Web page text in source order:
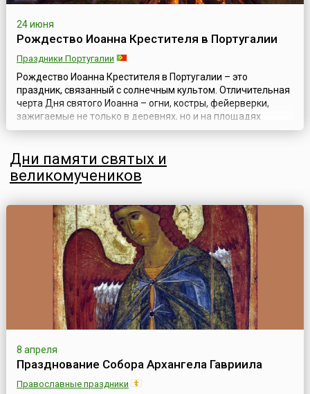
24 июня
Рождество Иоанна Крестителя в Португалии
Праздники Португалии
Рождество Иоанна Крестителя в Португалии – это
праздник, связанный с солнечным культом. Отличительная
черта Дня святого Иоанна – огни, костры, фейерверки,
зажигаемые не только в деревнях, но и на площадях
больших городов. Верующие ходят с факелами и на общие
католики, верят в очистительную силу Сан-Жоанских
костров. В Португалии просл...
Дни памяти святых и
великомучеников
8 апреля
Празднование Собора Архангела Гавриила
Православные праздники